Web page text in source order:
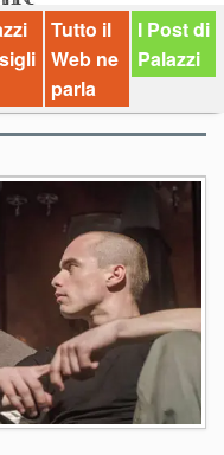
Tutto il
Web ne
parla
I Post di
Palazzi